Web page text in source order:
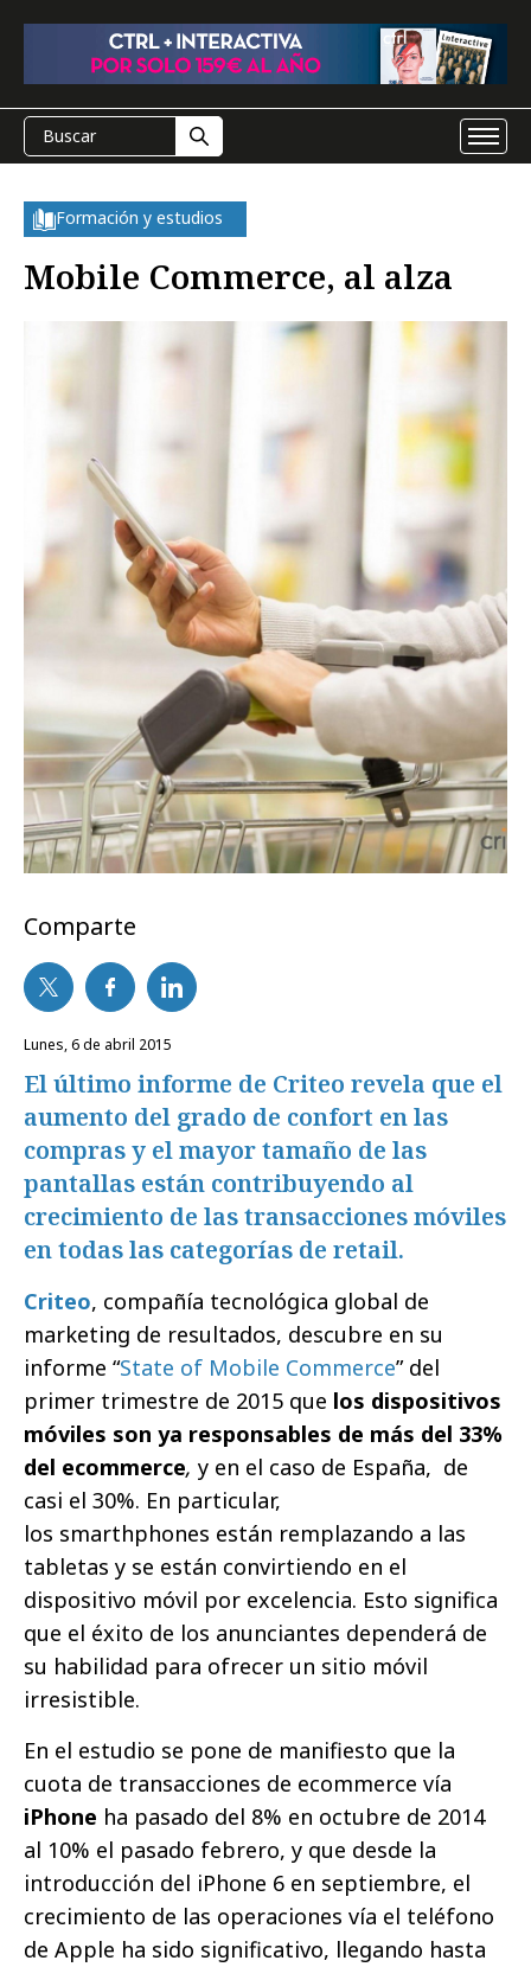
Formación y estudios
Mobile Commerce, al alza
Comparte
lunes, 6 de abril 2015
El último informe de Criteo revela que el
aumento del grado de confort en las
compras y el mayor tamaño de las
pantallas están contribuyendo al
crecimiento de las transacciones móviles
en todas las categorías de retail.
Criteo, compañía tecnológica global de
marketing de resultados, descubre en su
informe “State of Mobile Commerce” del
primer trimestre de 2015 que los dispositivos
móviles son ya responsables de más del 33%
del ecommerce, y en el caso de España, de
casi el 30%. En particular,
los smarthphones están remplazando a las
tabletas y se están convirtiendo en el
dispositivo móvil por excelencia. Esto significa
que el éxito de los anunciantes dependerá de
su habilidad para ofrecer un sitio móvil
irresistible.
En el estudio se pone de manifiesto que la
cuota de transacciones de ecommerce vía
iPhone ha pasado del 8% en octubre de 2014
al 10% el pasado febrero, y que desde la
introducción del iPhone 6 en septiembre, el
crecimiento de las operaciones vía el teléfono
de Apple ha sido significativo, llegando hasta